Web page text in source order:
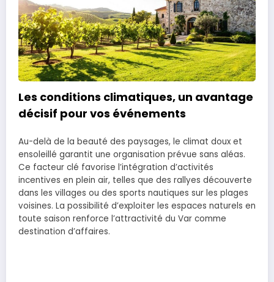
Les conditions climatiques, un avantage
décisif pour vos événements
Au-delà de la beauté des paysages, le climat doux et
ensoleillé garantit une organisation prévue sans aléas.
Ce facteur clé favorise l’intégration d’activités
incentives en plein air, telles que des rallyes découverte
dans les villages ou des sports nautiques sur les plages
voisines. La possibilité d’exploiter les espaces naturels en
toute saison renforce l’attractivité du Var comme
destination d’affaires.